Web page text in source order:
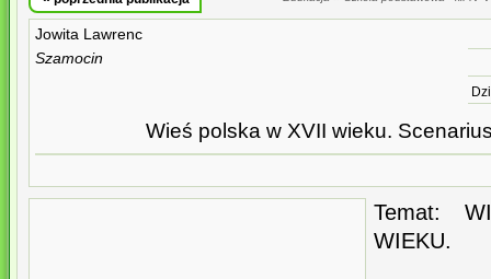
Jowita Lawrenc
Szamocin
Wieś polska w XVII wieku.
Temat:
WIEKU.